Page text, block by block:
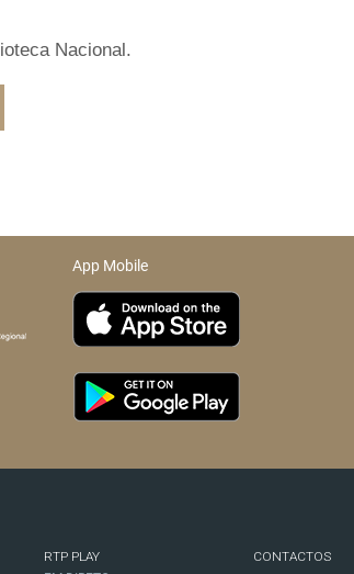
Nacional.
App Mobile
RTP PLAY
CONTACTOS